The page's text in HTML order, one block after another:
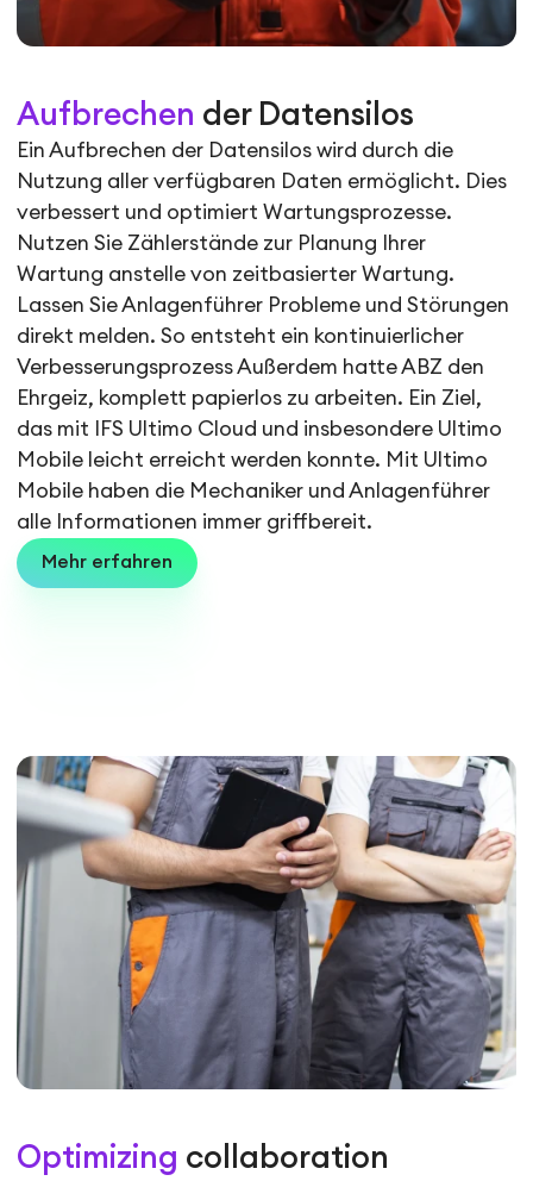
Aufbrechen der Datensilos
Ein Aufbrechen der Datensilos wird durch die
Nutzung aller verfügbaren Daten ermöglicht. Dies
verbessert und optimiert Wartungsprozesse.
Nutzen Sie Zählerstände zur Planung Ihrer
Wartung anstelle von zeitbasierter Wartung.
Lassen Sie Anlagenführer Probleme und Störungen
direkt melden. So entsteht ein kontinuierlicher
Verbesserungsprozess Außerdem hatte ABZ den
Ehrgeiz, komplett papierlos zu arbeiten. Ein Ziel,
das mit IFS Ultimo Cloud und insbesondere Ultimo
Mobile leicht erreicht werden konnte. Mit Ultimo
Mobile haben die Mechaniker und Anlagenführer
alle Informationen immer griffbereit.
Mehr erfahren
Optimizing collaboration